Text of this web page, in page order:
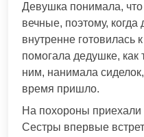
Девушка понимала,
вечные, поэтому, когда
внутренне готовилась
помогала дедушке, как
ним, нанимала
время пришло.
На похороны
Сестры впервые